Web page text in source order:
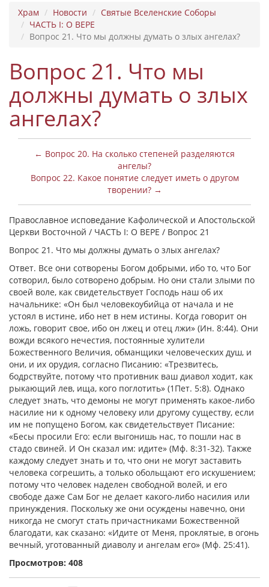
Храм Новости
Святые Вселенские Соборы
ЧАСТЬ I: О ВЕРЕ
Вопрос 21. Что мы должны думать о злых ангелах?
Вопрос 21. Что мы
должны думать о злых
ангелах?
← Вопрос 20. На сколько степеней разделяются
ангелы?
Вопрос 22. Какое понятие следует иметь о другом
творении? →
Православное исповедание Кафолической и Апостольской
Церкви Восточной / ЧАСТЬ I: О ВЕРЕ / Вопрос 21
Вопрос 21. Что мы должны думать о злых ангелах?
Ответ. Все они сотворены Богом добрыми, ибо то, что Бог
сотворил, было сотворено добрым. Но они стали злыми по
своей воле, как свидетельствует Господь наш об их
начальнике: «Он был человекоубийца от начала и не
устоял в истине, ибо нет в нем истины. Когда говорит он
ложь, говорит свое, ибо он лжец и отец лжи» (Ин. 8:44). Они
вожди всякого нечестия, постоянные хулители
Божественного Величия, обманщики человеческих душ, и
они, и их орудия, согласно Писанию: «Трезвитесь,
бодрствуйте, потому что противник ваш диавол ходит, как
рыкающий лев, ища, кого поглотить» (1Пет. 5:8). Однако
следует знать, что демоны не могут применять какое-либо
насилие ни к одному человеку или другому существу, если
им не попущено Богом, как свидетельствует Писание:
«Бесы просили Его: если выгонишь нас, то пошли нас в
стадо свиней. И Он сказал им: идите» (Мф. 8:31-32). Также
каждому следует знать и то, что они не могут заставить
человека согрешить, а только обольщают его искушением;
потому что человек наделен свободной волей, и его
свободе даже Сам Бог не делает какого-либо насилия или
принуждения. Поскольку же они осуждены навечно, они
никогда не смогут стать причастниками Божественной
благодати, как сказано: «Идите от Меня, проклятые, в огонь
вечный, уготованный диаволу и ангелам его» (Мф. 25:41).
Просмотров: 408